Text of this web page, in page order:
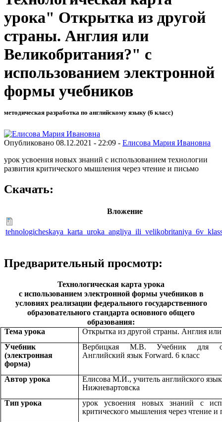
урока" Открытка из другой
страны. Англия или
Великобритания?" с
использованием электронной
формы учебников
методическая разработка по английскому языку (6 класс)
Опубликовано 08.12.2021 - 22:09 - Елисова Мария Ивановна
урок усвоения новых знаний с использованием технологии
развития критического мышления через чтение и письмо
Скачать:
Вложение
Предварительный просмотр:
Технологическая карта урока
с использованием электронной формы учебников в
условиях реализации федерального государственного
образовательного стандарта основного общего
образования:
Тема урока
Открытка из другой страны. Англия
Учебник
(электронная
форма)
Вербицкая М.В. Учебник для
Английский язык Forward. 6 класс
Автор урока
Елисова М.И., учитель английского
Нижневартовска
Тип урока
урок усвоения новых знаний с
критического мышления через чтение и